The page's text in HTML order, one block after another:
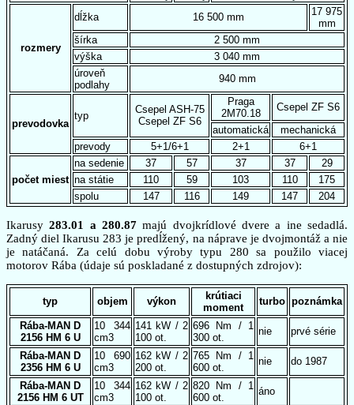
rozmery
dĺžka 16 500 mm
17 975
mm
šírka
2 500 mm
výška
3 040 mm
úroveň
podlahy
940 mm
prevodovka
typ
Csepel ASH-75
Csepel ZF S6
Praga
2M70.18
Csepel ZF S6
automatická
mechanická
prevody
5+1/6+1 2+1 6+1
počet miest
na sedenie 37 57 37 37
29
na státie
110 59 103 110
175
spolu
147 116 149 147 204
Ikarusy283.01 a 280.87 majú dvojkrídlové dvere a ine sedadlá.
Zadný diel Ikarusu 283 je predĺžený, na náprave je dvojmontáž a nie
je natáčaná. Za celú dobu výroby typu 280 sa použilo viacej
motorov Rába (údaje sú poskladané z dostupných zdrojov):
typ objem výkon
krútiaci
moment
turbo poznámka
Rába-MAN D
2156 HM 6 U
10 344
cm3
141 kW / 2
100 ot.
696 Nm / 1
300 ot.
nie prvé série
Rába-MAN D
2356 HM 6 U
10 690
cm3
162 kW / 2
200 ot.
765 Nm / 1
600 ot.
nie do 1987
Rába-MAN D
2156 HM 6 UT
10 344
cm3
162 kW / 2
100 ot.
820 Nm / 1
600 ot.
áno